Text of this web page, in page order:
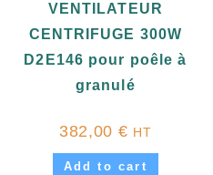
VENTILATEUR
CENTRIFUGE 300W
D2E146 pour poêle à
granulé
382,00 € HT
Add to cart